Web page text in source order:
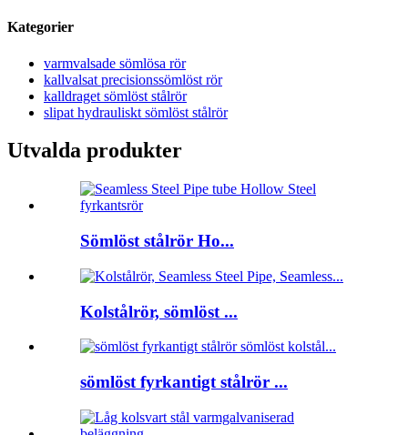
Kategorier
varmvalsade sömlösa rör
kallvalsat precisionssömlöst rör
kalldraget sömlöst stålrör
slipat hydrauliskt sömlöst stålrör
Utvalda produkter
Sömlöst stålrör Ho...
Kolstålrör, sömlöst ...
sömlöst fyrkantigt stålrör ...